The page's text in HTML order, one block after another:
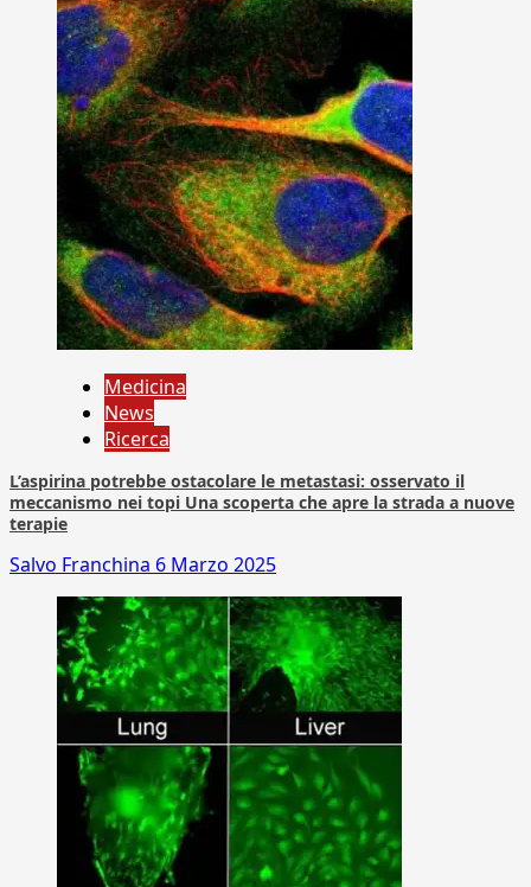
Medicina
News
Ricerca
L’aspirina potrebbe ostacolare le metastasi: osservato il
meccanismo nei topi Una scoperta che apre la strada a nuove
terapie
Salvo Franchina 6 Marzo 2025